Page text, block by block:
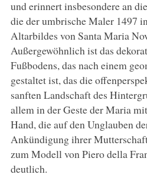
und erinnert insbesondere an
die der umbrische Maler 1497
Altarbildes von Santa Maria
Außergewöhnlich ist das
Fußbodens, das nach einem
gestaltet ist, das die
sanften Landschaft des
allem in der Geste der Maria
Hand, die auf den Unglauben
Ankündigung ihrer
zum Modell von Piero della
deutlich.